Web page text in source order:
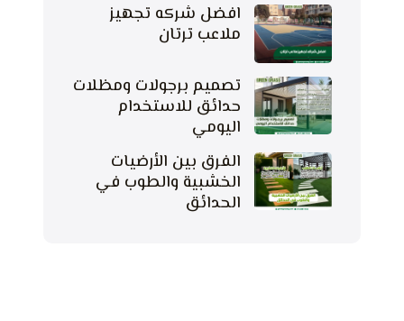
افضل شركه تجهيز
ملاعب ترتان
تصميم برجولات ومظلات
حدائق للاستخدام
اليومي
الفرق بين الأرضيات
الخشبية والطوب في
الحدائق